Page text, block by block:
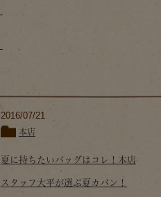
2016/07/21
本店
夏に持ちたいバッグはコレ！本店
スタッフ大平が選ぶ夏カバン！